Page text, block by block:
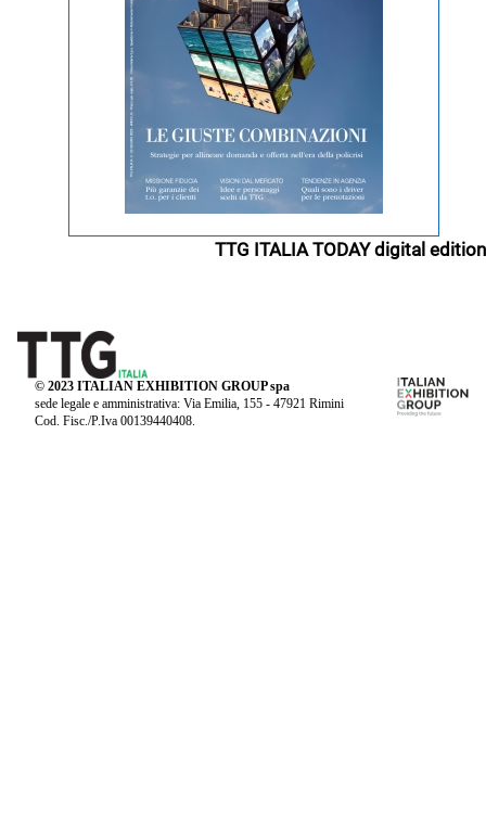
TTG ITALIA TODAY digital edition
© 2023 ITALIAN EXHIBITION GROUP spa
sede legale e amministrativa: Via Emilia, 155 - 47921 Rimini
Cod. Fisc./P.Iva 00139440408.